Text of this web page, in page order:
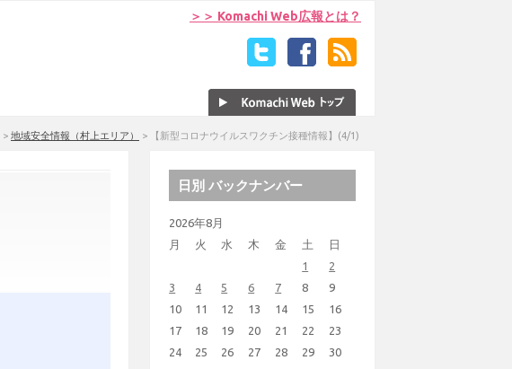
＞＞ Komachi Web広報とは？
> 地域安全情報（村上エリア） > 【新型コロナウイルスワクチン接種情報】(4/1)
日別 バックナンバー
2026年8月
月
火 水 木 金 土 日
1
2
3
4 5 6 7 8
9
10
11 12 13 14 15
16
17
18 19 20 21 22
23
24
25 26 27 28 29
30